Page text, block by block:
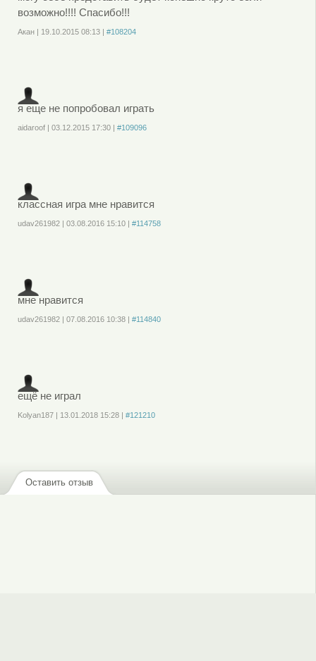
возможно!!!! Спасибо!!!
Акан| 19.10.2015 08:13| #108204
я еще не попробовал играть
aidaroof| 03.12.2015 17:30| #109096
классная игра мне нравится
udav261982| 03.08.2016 15:10| #114758
мне нравится
udav261982| 07.08.2016 10:38| #114840
ещё не играл
Kolyan187| 13.01.2018 15:28| #121210
Оставить отзыв